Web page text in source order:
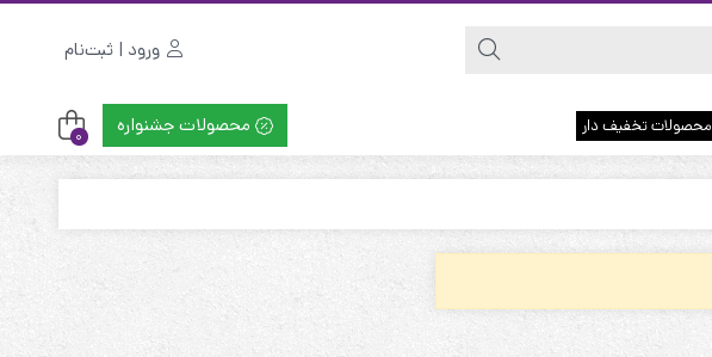
ورود | ثبت‌نام
محصولات تخفیف دار محصولات جشنواره 0